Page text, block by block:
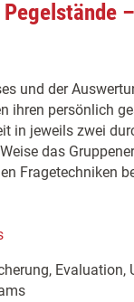
und der
ihren persönlich
in jeweils zwei
das
Fragetechniken
Evaluation,